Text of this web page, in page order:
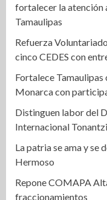
fortalecer la atención
Tamaulipas
Refuerza
cinco CEDES con
Fortalece
Monarca con
Distinguen labor del
Internacional
La patria se ama y se
Hermoso
Repone COMAPA
fraccionamientos